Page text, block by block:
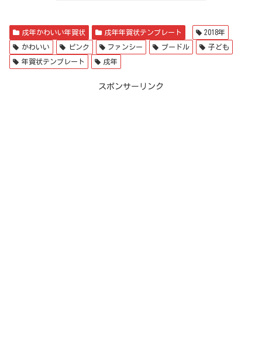
戌年かわいい年賀状 戌年年賀状テンプレート 2018年
かわいい ピンク ファンシー プードル 子ども
年賀状テンプレート 戌年
スポンサーリンク